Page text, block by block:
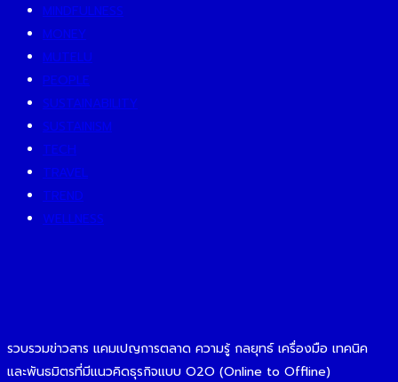
MINDFULNESS
MONEY
MUTELU
PEOPLE
SUSTAINABILITY
SUSTAINISM
TECH
TRAVEL
TREND
WELLNESS
รวบรวมข่าวสาร แคมเปญการตลาด ความรู้ กลยุทธ์ เครื่องมือ เทคนิค
และพันธมิตรที่มีแนวคิดธุรกิจแบบ O2O (Online to Offline)